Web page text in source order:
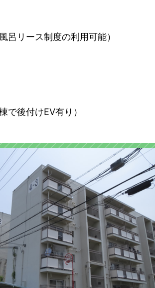
呂リース制度の利用可能）
で後付けEV有り）